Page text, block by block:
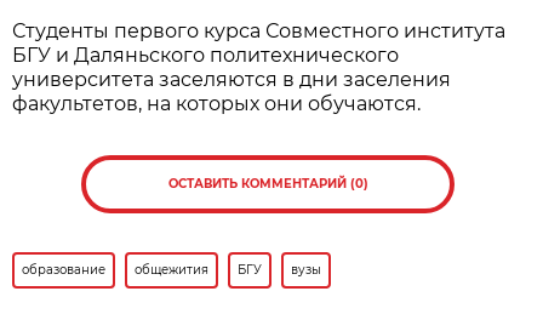
Студенты первого курса Совместного института
БГУ и Даляньского политехнического
университета заселяются в дни заселения
факультетов, на которых они обучаются.
ОСТАВИТЬ КОММЕНТАРИЙ (0)
образование общежития БГУ вузы